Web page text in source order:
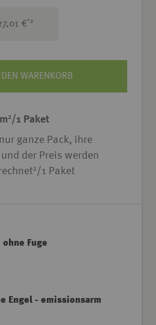
€*2
DEN WARENKORB
2/1 Paket
ganze Pack, ihre
der Preis werden
2 /1 Paket
Fuge
Engel - emissionsarm